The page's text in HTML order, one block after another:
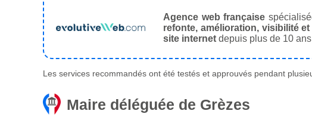
Agence web française
refonte, amélioration, visibilité
site internet depuis plus de 10 ans
Les services recommandés ont été testés et approuvés pendant
Maire déléguée de Grèzes